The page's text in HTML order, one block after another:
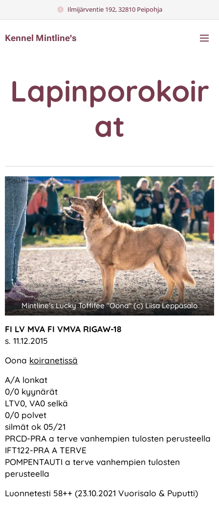
Ilmijärventie 192, 32810 Peipohja​
Kennel Mintline's
Lapinporokoir
at
Mintline's Lucky Toffifee "Oona" (c) Liisa Leppäsalo
FI LV MVA FI VMVA RIGAW-18
s. 11.12.2015
Oona koiranetissä
A/A lonkat
0/0 kyynärät
LTV0, VA0 selkä
0/0 polvet
silmät ok 05/21
PRCD-PRA a terve vanhempien tulosten perusteella
IFT122-PRA A TERVE
POMPENTAUTI a terve vanhempien tulosten
perusteella
Luonnetesti 58++ (23.10.2021 Vuorisalo & Puputti)